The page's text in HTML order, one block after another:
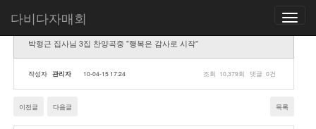
Toggle
다비다자매회
박형근 집사님 3집 찬양곡중 "행복은 감사로 시작"
작성자 관리자 10-04-15 17:24 조회 10,379회 댓글 0건
이전글 다음글 목록